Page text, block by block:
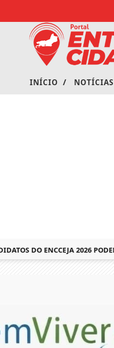
INÍCIO / NOTÍCIAS
DO ENCCEJA 2026 PODEM